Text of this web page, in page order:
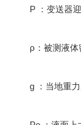
P ：变送器迎
ρ：被测液体
g ：当地重力